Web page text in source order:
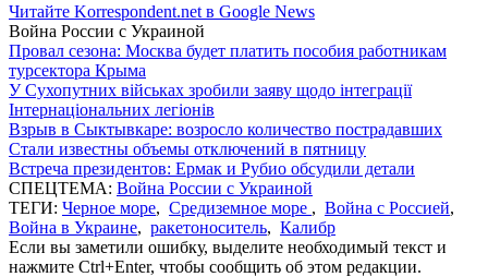
Читайте Korrespondent.net в Google News
Война России с Украиной
Провал сезона: Москва будет платить пособия работникам
турсектора Крыма
У Сухопутних військах зробили заяву щодо інтеграції
Інтернаціональних легіонів
Взрыв в Сыктывкаре: возросло количество пострадавших
Стали известны объемы отключений в пятницу
Встреча президентов: Ермак и Рубио обсудили детали
СПЕЦТЕМА: Война России с Украиной
ТЕГИ: Черное море, Средиземное море , Война с Россией,
Война в Украине, ракетоноситель, Калибр
Если вы заметили ошибку, выделите необходимый текст и
нажмите Ctrl+Enter, чтобы сообщить об этом редакции.